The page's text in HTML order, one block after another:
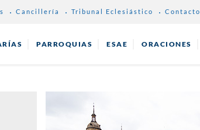
Cancillería Tribunal Eclesiástico Contacto
PARROQUIAS ESAE ORACIONES